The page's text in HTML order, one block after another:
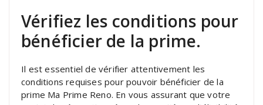
Vérifiez les conditions pour
bénéficier de la prime.
Il est essentiel de vérifier attentivement les
conditions requises pour pouvoir bénéficier de la
prime Ma Prime Reno. En vous assurant que votre